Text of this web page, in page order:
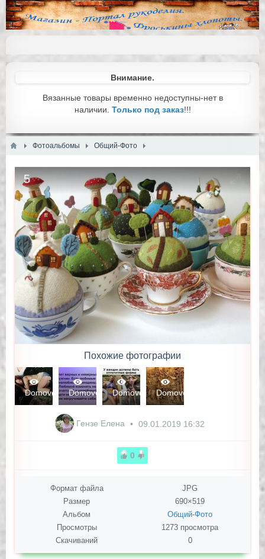
Внимание.
Вязанные товары временно недоступны-нет в
наличии. Только под заказ!!!
Фотоальбомы Общий-Фото
5
Похожие фотографии
1264
0
Domovoi
1222
0
Domovoi
1271
0
Domovoi
1115
0
Domovoi
Гензе Елена 09.01.2019 16:32
0
Формат файла
JPG
Размер
690×519
Альбом
Общий-Фото
Просмотры
1273 просмотра
Скачиваний
0